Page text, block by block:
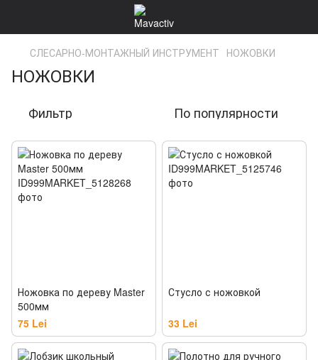
СЛЕСАРНО-МОНТАЖНЫЙ ИНСТРУМЕНТ НОЖОВКИ
НОЖОВКИ
Фильтр По популярности
Ножовка по дереву Master
500мм
75 Lei
Стусло с ножовкой
33 Lei